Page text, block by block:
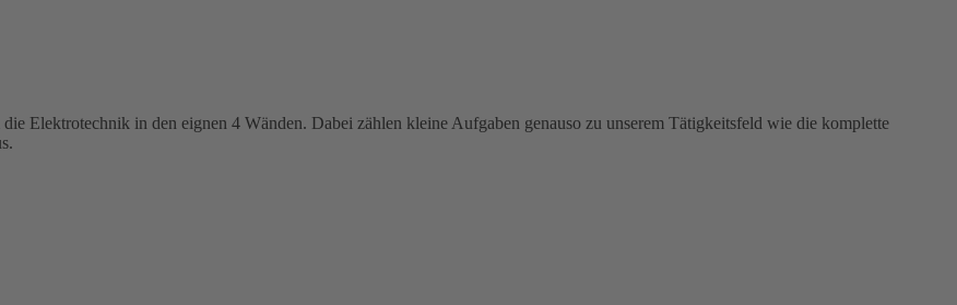
Elektrotechnik in den eignen 4 Wänden. Dabei zählen kleine Aufgaben genauso zu unserem Tätigkeitsfeld wie die komplette